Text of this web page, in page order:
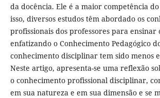
da docência. Ele é a maior competência
isso, diversos estudos têm abordado os
profissionais dos professores para ensinar
enfatizando o Conhecimento Pedagógico
conhecimento disciplinar tem sido menos
Neste artigo, apresenta-se uma reflexão
o conhecimento profissional disciplinar,
em sua natureza e em sua dimensão e se